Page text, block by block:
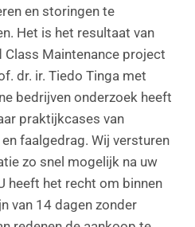
en storingen te
Het is het resultaat van
Class Maintenance project
dr. ir. Tiedo Tinga met
bedrijven onderzoek heeft
praktijkcases van
faalgedrag. Wij versturen
zo snel mogelijk na uw
heeft het recht om binnen
van 14 dagen zonder